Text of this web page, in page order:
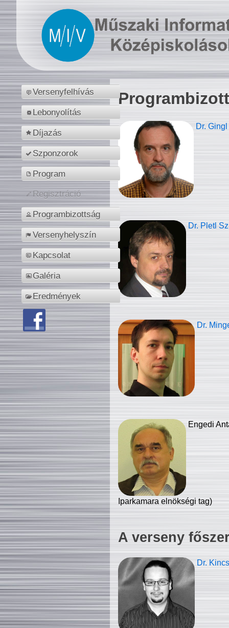
Versenyfelhívás
Lebonyolítás
Díjazás
Szponzorok
Program
Regisztráció
Programbizottság
Versenyhelyszín
Kapcsolat
Galéria
Eredmények
Dr.
Dr. Pletl
Dr.
Engedi
Iparkamara elnökségi tag)
A verseny
Dr.